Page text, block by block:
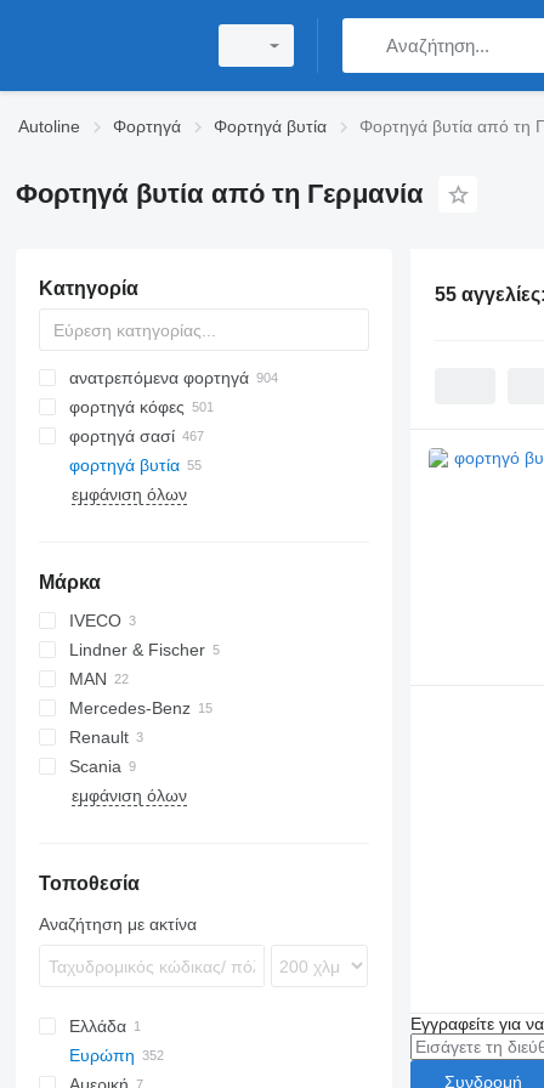
Autoline Φορτηγά Φορτηγά βυτία Φορτηγά βυτία από τη
Φορτηγά βυτία από τη Γερμανία
Κατηγορία
ανατρεπόμενα φορτηγά
φορτηγά κόφες
φορτηγά σασί
φορτηγά βυτία
εμφάνιση όλων
Μάρκα
IVECO
Stralis
Lindner & Fischer
MAN
TGA
TGM
TGS
Mercedes-Benz
Actros
Antos
Arocs
Renault
Midliner
Premium
Scania
G-series
εμφάνιση όλων
Τοποθεσία
Αναζήτηση με ακτίνα
Ελλάδα
Ευρώπη
55 αγγελίες:
Εγγραφείτε για
Συνδρομή